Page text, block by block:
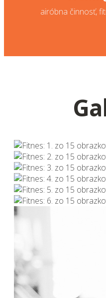
airóbna činnosť,